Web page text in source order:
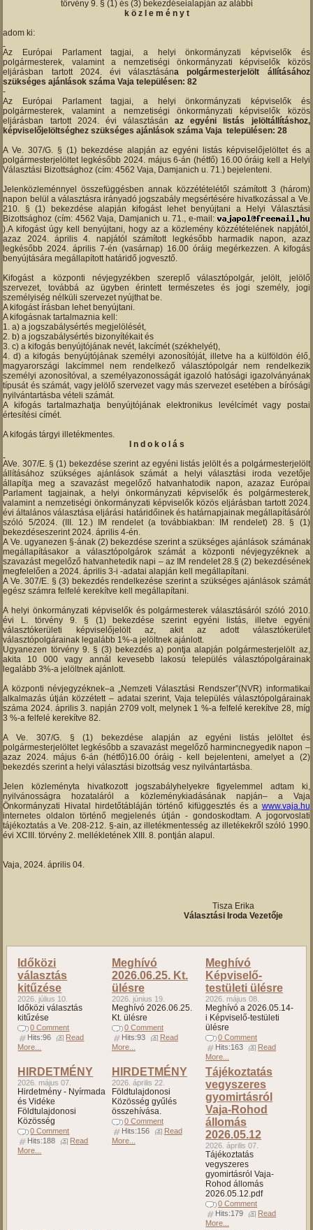
törvény 9. § (1) és (3) bekezdéseialapján az alábbi
k ö z l e m é n y t
adom ki:
Az Európai Parlament tagjai, a helyi önkormányzati képviselők és
polgármesterek, valamint a nemzetiségi önkormányzati képviselők közös
eljárásban tartott 2024. évi választásána polgármesterjelölt állításához
szükséges ajánlások száma Vaja településen: 82
Az Európai Parlament tagjai, a helyi önkormányzati képviselők és
polgármesterek, valamint a nemzetiségi önkormányzati képviselők közös
eljárásban tartott 2024. évi választásánaz egyéni listás jelöltállításhoz,
képviselőjelöltséghez szükséges ajánlások száma Vaja településen: 28
A Ve. 307/G. § (1) bekezdése alapján az egyéni listás képviselőjelöltet és a
polgármesterjelöltet legkésőbb 2024. május 6-án (hétfő) 16.00 óráig kell a Helyi
Választási Bizottsághoz (cím: 4562 Vaja, Damjanich u. 71.) bejelenteni.
Jelenközleménnyel összefüggésben annak közzétételétől számított 3 (három)
napon belül a választásra irányadó jogszabály megsértésére hivatkozással a Ve.
210. § (1) bekezdése alapján kifogást lehet benyújtani a Helyi Választási
Bizottsághoz (cím: 4562 Vaja, Damjanich u. 71., e-mail:
).A kifogást úgy kell benyújtani, hogy az a közlemény közzétételének napjától,
azaz 2024. április 4. napjától számított legkésőbb harmadik napon, azaz
legkésőbb 2024. április 7-én (vasárnap) 16.00 óráig megérkezzen. A kifogás
benyújtására megállapított határidő jogvesztő.
Kifogást a központi névjegyzékben szereplő választópolgár, jelölt, jelölő
szervezet, továbbá az ügyben érintett természetes és jogi személy, jogi
személyiség nélküli szervezet nyújthat be.
A kifogást írásban lehet benyújtani.
A kifogásnak tartalmaznia kell:
a) a jogszabálysértés megjelölését,
b) a jogszabálysértés bizonyítékait és
c) a kifogás benyújtójának nevét, lakcímét (székhelyét),
d) a kifogás benyújtójának személyi azonosítóját, illetve ha a külföldön élő,
magyarországi lakcímmel nem rendelkező választópolgár nem rendelkezik
személyi azonosítóval, a személyazonosságát igazoló hatósági igazolványának
típusát és számát, vagy jelölő szervezet vagy más szervezet esetében a bírósági
nyilvántartásba vételi számát.
A kifogás tartalmazhatja benyújtójának elektronikus levélcímét vagy postai
értesítési címét.
A kifogás tárgyi illetékmentes.
I n d o k o l á s
AVe. 307/E. § (1) bekezdése szerint az egyéni listás jelölt és a polgármesterjelölt
állításához szükséges ajánlások számát a helyi választási iroda vezetője
állapítja meg a szavazást megelőző hatvanhatodik napon, azazaz Európai
Parlament tagjainak, a helyi önkormányzati képviselők és polgármesterek,
valamint a nemzetiségi önkormányzati képviselők közös eljárásban tartott 2024.
évi általános választása eljárási határidőinek és határnapjainak megállapításáról
szóló 5/2024. (III. 12.) IM rendelet (a továbbiakban: IM rendelet) 28. § (1)
bekezdéseszerint 2024. április 4-én.
A Ve. ugyanezen §-ának (2) bekezdése szerint a szükséges ajánlások számának
megállapításakor a választópolgárok számát a központi névjegyzéknek a
szavazást megelőző hatvanhetedik napi – az IM rendelet 28.§ (2) bekezdésének
megfelelően a 2024. április 3-i -adatai alapján kell megállapítani.
A Ve. 307/E. § (3) bekezdés rendelkezése szerint a szükséges ajánlások számát
egész számra felfelé kerekítve kell megállapítani.
A helyi önkormányzati képviselők és polgármesterek választásáról szóló 2010.
évi L. törvény 9. § (1) bekezdése szerint egyéni listás, illetve egyéni
választókerületi képviselőjelölt az, akit az adott választókerület
választópolgárainak legalább 1%-a jelöltnek ajánlott.
Ugyanezen törvény 9. § (3) bekezdés a) pontja alapján polgármesterjelölt az,
akita 10 000 vagy annál kevesebb lakosú település választópolgárainak
legalább 3%-a jelöltnek ajánlott.
A központi névjegyzéknek–a „Nemzeti Választási Rendszer”(NVR) informatikai
alkalmazás útján közzétett – adatai szerint, Vaja település választópolgárainak
száma 2024. április 3. napján 2709 volt, melynek 1 %-a felfelé kerekítve 28, míg
3 %-a felfelé kerekítve 82.
A Ve. 307/G. § (1) bekezdése alapján az egyéni listás jelöltet és
polgármesterjelöltet legkésőbb a szavazást megelőző harmincnegyedik napon –
azaz 2024. május 6-án (hétfő)16.00 óráig - kell bejelenteni, amelyet a (2)
bekezdés szerint a helyi választási bizottság vesz nyilvántartásba.
Jelen közleményta hivatkozott jogszabályhelyekre figyelemmel adtam ki,
nyilvánosságra hozataláról a közleménykiadásának napján– a Vaja
Önkormányzati Hivatal hirdetőtábláján történő kifüggesztés és a www.vaja.hu
internetes oldalon történő megjelenés útján - gondoskodtam. A jogorvoslati
tájékoztatás a Ve. 208-212. §-ain, az illetékmentesség az illetékekről szóló 1990.
évi XCIII. törvény 2. mellékletének XIII. 8. pontján alapul.
Vaja, 2024. április 04.
Tisza Erika
Választási Iroda Vezetője
Időközi
választás
kitűzése
2026. július 10.
Időközi választás
kitűzése
0 Comment
Hits:96
Read
More...
Meghívó
2026.06.25. Kt.
ülésre
2026. június 19.
Meghívó 2026.06.25.
Kt. ülésre
0 Comment
Hits:93
Read
More...
Meghívó
Képviselő-
testületi ülésre
2026. május 08.
Meghívó a 2026.05.14-
i Képviselő-testületi
ülésre
0 Comment
Hits:163
Read
More...
HIRDETMÉNY
2026. május 07.
Hirdetmény - Nyírmada
és Vidéke
Földtulajdonosi
Közösség
0 Comment
Hits:188
Read
More...
HIRDETMÉNY
2026. április 22.
Földtulajdonosi
Közösség gyűlés
összehívása.
0 Comment
Hits:156
Read
More...
Tájékoztatás
vegyszeres
gyomirtásról
Vaja-Rohod
állomás
2026.05.12
2026. április 07.
Tájékoztatás
vegyszeres
gyomirtásról Vaja-
Rohod állomás
2026.05.12.pdf
0 Comment
Hits:179
Read
More...